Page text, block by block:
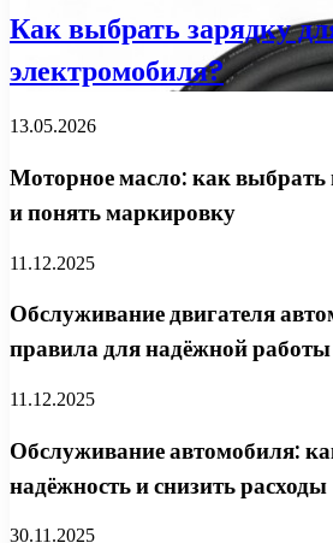
Как выбрать зарядку
электромобиля?
13.05.2026
Моторное масло: как выбрать
и понять маркировку
11.12.2025
Обслуживание двигателя
правила для надёжной
11.12.2025
Обслуживание автомобиля:
надёжность и снизить расходы
30.11.2025